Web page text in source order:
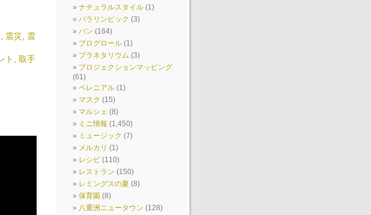
震災
震
ト
取手
ナチュラルスタイル (1)
パラリンピック (3)
パン (164)
ブログロール (1)
プラネタリウム (3)
プロジェクションマッピング
(61)
ペレニアル (1)
マスク (15)
マルシェ (8)
ミニ情報 (1,450)
ミュージック (7)
メルカリ (1)
レシピ (110)
レストラン (150)
レミングスの夏 (8)
保育園 (8)
八重洲ニュータウン (128)